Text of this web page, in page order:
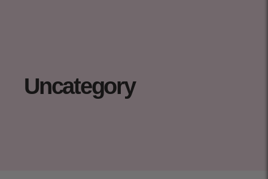
Uncategory